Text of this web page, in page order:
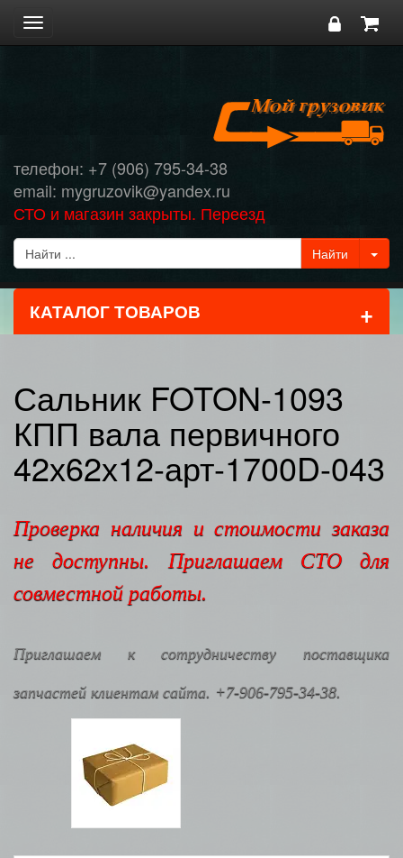
Toggle
navigation
телефон: +7 (906) 795-34-38
email: mygruzovik@yandex.ru
СТО и магазин закрыты. Переезд
КАТАЛОГ ТОВАРОВ +
Сальник FOTON-1093
КПП вала первичного
42х62х12-арт-1700D-043
Проверка наличия и стоимости заказа
не доступны. Приглашаем СТО для
совместной работы.
Приглашаем к сотрудничеству поставщика
запчастей клиентам сайта. +7-906-795-34-38.